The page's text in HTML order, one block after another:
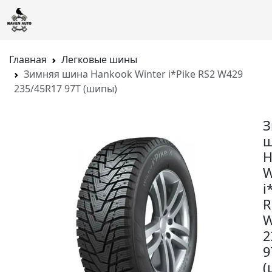
Главная
Легковые шины
Зимняя шина Hankook Winter i*Pike RS2 W429
235/45R17 97T (шипы)